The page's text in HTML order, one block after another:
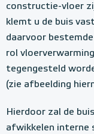
constructie-vloer
klemt u de buis
daarvoor
rol
tegengesteld
(zie afbeelding
Hierdoor zal de
afwikkelen interne